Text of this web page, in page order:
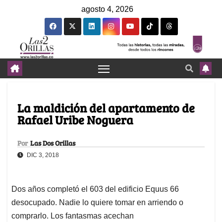
agosto 4, 2026
La maldición del apartamento de
Rafael Uribe Noguera
Por Las Dos Orillas
DIC 3, 2018
Dos años completó el 603 del edificio Equus 66
desocupado. Nadie lo quiere tomar en arriendo o
comprarlo. Los fantasmas acechan